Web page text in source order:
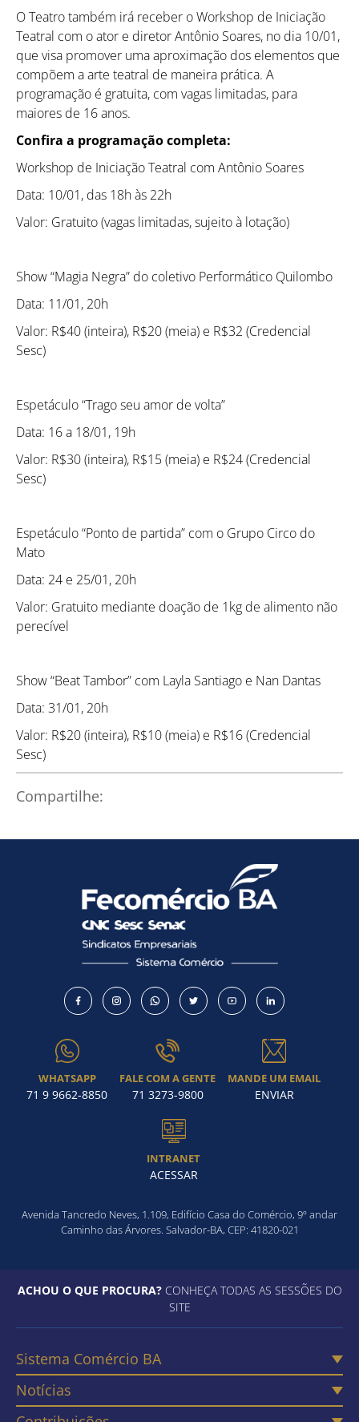
Como utilizar
O Teatro também irá receber o Workshop de Iniciação
Teatral com o ator e diretor Antônio Soares, no dia 10/01,
que visa promover uma aproximação dos elementos que
compõem a arte teatral de maneira prática. A
programação é gratuita, com vagas limitadas, para
maiores de 16 anos.
Confira a programação completa:
Workshop de Iniciação Teatral com Antônio Soares
Data: 10/01, das 18h às 22h
Valor: Gratuito (vagas limitadas, sujeito à lotação)
Show “Magia Negra” do coletivo Performático Quilombo
Data: 11/01, 20h
Valor: R$40 (inteira), R$20 (meia) e R$32 (Credencial
Sesc)
Espetáculo “Trago seu amor de volta”
Data: 16 a 18/01, 19h
Valor: R$30 (inteira), R$15 (meia) e R$24 (Credencial
Sesc)
Espetáculo “Ponto de partida” com o Grupo Circo do
Mato
Data: 24 e 25/01, 20h
Valor: Gratuito mediante doação de 1kg de alimento não
perecível
Show “Beat Tambor” com Layla Santiago e Nan Dantas
Data: 31/01, 20h
Valor: R$20 (inteira), R$10 (meia) e R$16 (Credencial
Sesc)
Compartilhe:
WHATSAPP
71 9 9662-8850
FALE COM A GENTE
71 3273-9800
MANDE UM EMAIL
ENVIAR
INTRANET
ACESSAR
Avenida Tancredo Neves, 1.109, Edifício Casa do Comércio, 9º andar
Caminho das Árvores. Salvador-BA, CEP: 41820-021
ACHOU O QUE PROCURA?CONHEÇA TODAS AS SESSÕES DO
SITE
Sistema Comércio BA
Notícias